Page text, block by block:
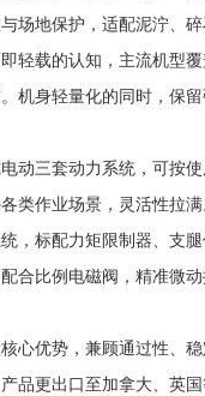
场地保护，适配泥泞、
轻载的认知，主流机型
机身轻量化的同时，保
动三套动力系统，可按
类作业场景，灵活性拉
，标配力矩限制器、支
合 比例电磁阀 ，精准微
心优势，兼顾通过性、
品更出口至加拿大、英